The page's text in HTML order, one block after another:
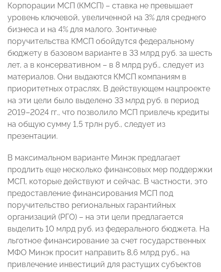
Корпорации МСП (КМСП) – ставка не превышает
уровень ключевой, увеличенной на 3% для среднего
бизнеса и на 4% для малого. Зонтичные
поручительства КМСП обойдутся федеральному
бюджету в базовом варианте в 33 млрд руб. за шесть
лет, а в консервативном – в 8 млрд руб., следует из
материалов. Они выдаются КМСП компаниям в
приоритетных отраслях. В действующем нацпроекте
на эти цели было выделено 33 млрд руб. в период
2019–2024 гг., что позволило МСП привлечь кредиты
на общую сумму 1,5 трлн руб., следует из
презентации.
В максимальном варианте Минэк предлагает
продлить еще несколько финансовых мер поддержки
МСП, которые действуют и сейчас. В частности, это
предоставление финансирования МСП под
поручительство региональных гарантийных
организаций (РГО) – на эти цели предлагается
выделить 10 млрд руб. из федерального бюджета. На
льготное финансирование за счет государственных
МФО Минэк просит направить 8,6 млрд руб., на
привлечение инвестиций для растущих субъектов